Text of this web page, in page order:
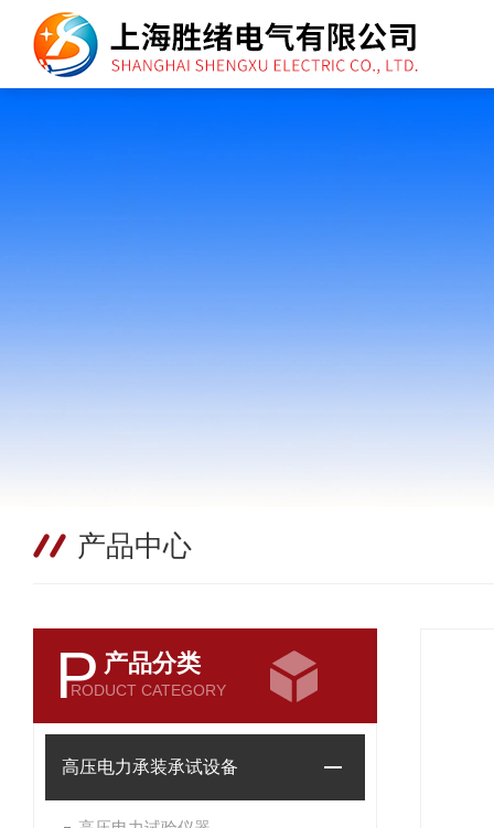
产品中心
P 产品分类
RODUCT CATEGORY
高压电力承装承试设备